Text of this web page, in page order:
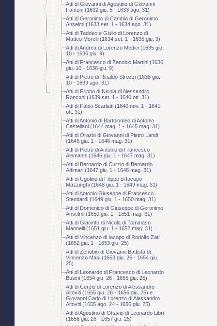
Atti di Giovanni di Agostino di Giovanni
Fantoni (1632 giu. 5 - 1633 ago. 31)
Atti di Geronimo di Cambio di Geronimo
Anselmi (1633 set. 1 - 1634 ago. 31)
Atti di Taddeo e Giulio di Lorenzo di
Matteo Morelli (1634 set. 1 - 1635 giu. 9)
Atti di Andrea di Lorenzo Medici (1635 giu.
10 - 1636 giu. 9)
Atti di Francesco di Zenobio Martini (1636
giu. 10 - 1638 giu. 9)
Atti di Pietro di Rinaldo Strozzi (1638 giu.
10 - 1639 ago. 31)
Atti di Filippo di Nicola di Alessandro
Ronconi (1639 set. 1 - 1640 ott. 31)
Atti di Fabio Scarlatti (1640 nov. 1 - 1641
ott. 31)
Atti di Antonio di Bartolomeo di Antonio
Castellani (1644 mag. 1 - 1645 mag. 31)
Atti di Orazio di Giovanni di Pietro Landi
(1645 giu. 1 - 1646 mag. 31)
Atti di Pietro di Antonio di Francesco
Alemanni (1646 giu. 1 - 1647 mag. 31)
Atti di Bernardo di Curzio di Bernardo
Adimari (1647 giu. 1 - 1648 mag. 31)
Atti di Ugolino di Filippo di Iacopo
Mazzinghi (1648 giu. 1 - 1649 mag. 31)
Atti di Antonio Giuseppe di Francesco
Stendardi (1649 giu. 1 - 1650 mag. 31)
Atti di Domenico di Giuseppe di Geronimo
Anselmi (1650 giu. 1 - 1651 mag. 31)
Atti di Giacinto di Nicola di Tommaso
Mannelli (1651 giu. 1 - 1652 mag. 31)
Atti di Vincenzo di Iacopo di Rodolfo Zati
(1652 giu. 1 - 1653 giu. 25)
Atti di Zenobio di Giovanni Battista di
Vincenzo Masi (1653 giu. 26 - 1654 giu.
25)
Atti di Leonardo di Francesco di Leonardo
Busini (1654 giu. 26 - 1655 giu. 25)
Atti di Curzio di Lorenzo di Alessandro
Altoviti (1655 giu. 26 - 1656 giu. 25) e
Giovanni Carlo di Lorenzo di Alessandro
Altoviti (1655 ago. 24 - 1656 giu. 25)
Atti di Agostino di Ottavio di Leonardo Libri
(1656 giu. 26 - 1657 giu. 25)